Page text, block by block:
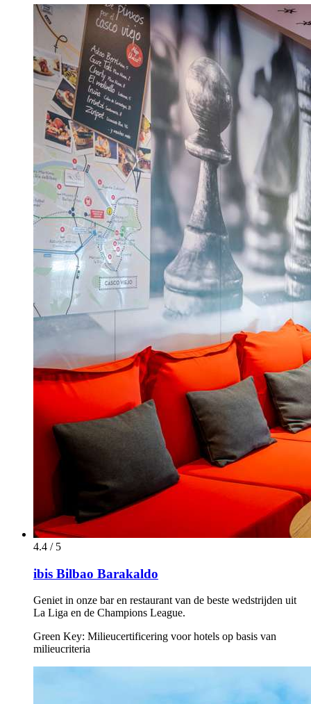
4.4 / 5
ibis Bilbao Barakaldo
Geniet in onze bar en restaurant van de beste wedstrijden uit
La Liga en de Champions League.
Green Key: Milieucertificering voor hotels op basis van
milieucriteria